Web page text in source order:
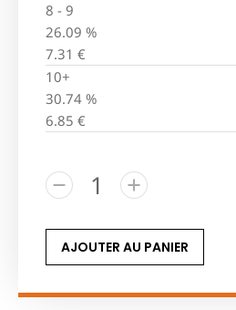
8 - 9
26.09 %
7.31 €
10+
30.74 %
6.85 €
AJOUTER AU PANIER